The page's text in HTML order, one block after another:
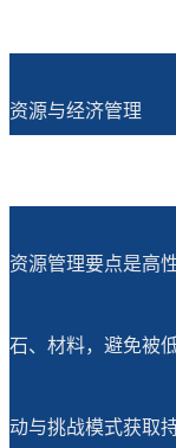
资源与经济管理
资源管理要点是高
石、材料，避免被
动与挑战模式获取